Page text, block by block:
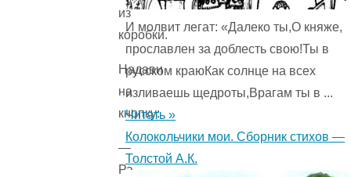
из
коробки.
Надави
на
кнопку:
—
Ра-
И молвит легат: «Далеко ты,О княже,
прославлен за доблесть свою!Ты в
русском краюКак солнце на всех
изливаешь щедроты,Врагам ты в ...
Читать »
Колокольчики мои. Сборник стихов —
Толстой А.К.